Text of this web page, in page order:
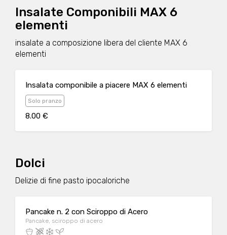
Insalate Componibili MAX 6
elementi
insalate a composizione libera del cliente MAX 6
elementi
Insalata componibile a piacere MAX 6 elementi
Solo pranzo
8.00 €
Dolci
Delizie di fine pasto ipocaloriche
Pancake n. 2 con Sciroppo di Acero
Pancake, sciroppo di acero